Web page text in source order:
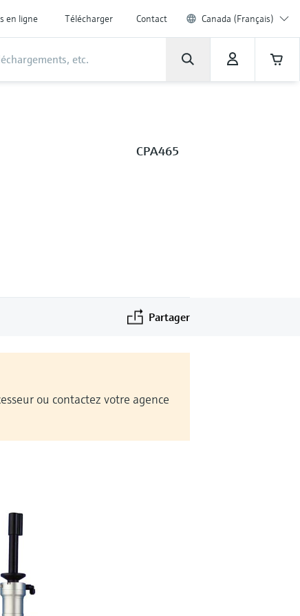
en ligne Télécharger Contact Canada (Français)
CPA465
Partager
ou contactez votre agence